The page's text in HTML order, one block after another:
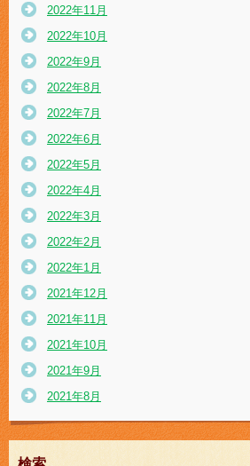
2022年11月
2022年10月
2022年9月
2022年8月
2022年7月
2022年6月
2022年5月
2022年4月
2022年3月
2022年2月
2022年1月
2021年12月
2021年11月
2021年10月
2021年9月
2021年8月